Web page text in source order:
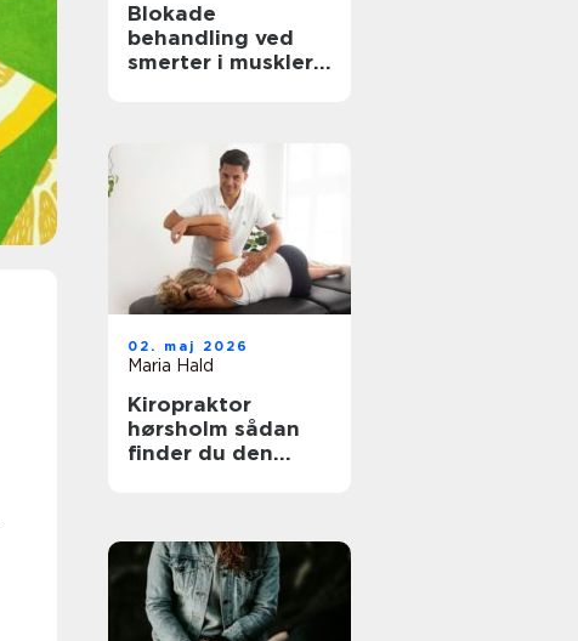
Blokade
behandling ved
smerter i muskler
02. maj 2026
Maria Hald
Kiropraktor
hørsholm sådan
finder du den